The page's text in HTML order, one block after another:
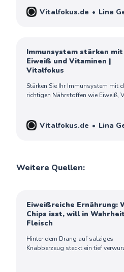
Vitalfokus.de Lina
Immunsystem stärken mit
Eiweiß und Vitaminen |
Vitalfokus
Stärken Sie Ihr Immunsystem mit
richtigen Nährstoffen wie Eiweiß,
Vitalfokus.de Lina
Weitere Quellen:
Eiweißreiche Ernährung:
Chips isst, will in Wahrheit
Fleisch
Hinter dem Drang auf salziges
Knabberzeug steckt ein tief